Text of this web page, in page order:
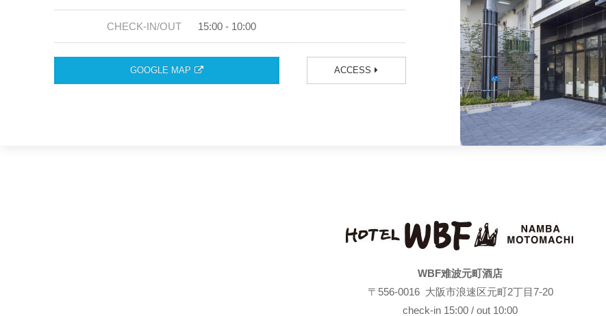
CHECK-IN/OUT 15:00 - 10:00
GOOGLE MAP ACCESS
WBF难波元町酒店
〒556-0016 大阪市浪速区元町2丁目7-20
check-in 15:00 / out 10:00